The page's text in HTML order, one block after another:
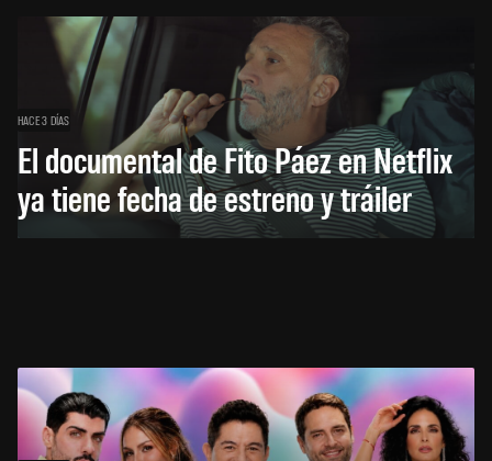
HACE 3 DÍAS
El documental de Fito Páez en Netflix
ya tiene fecha de estreno y tráiler